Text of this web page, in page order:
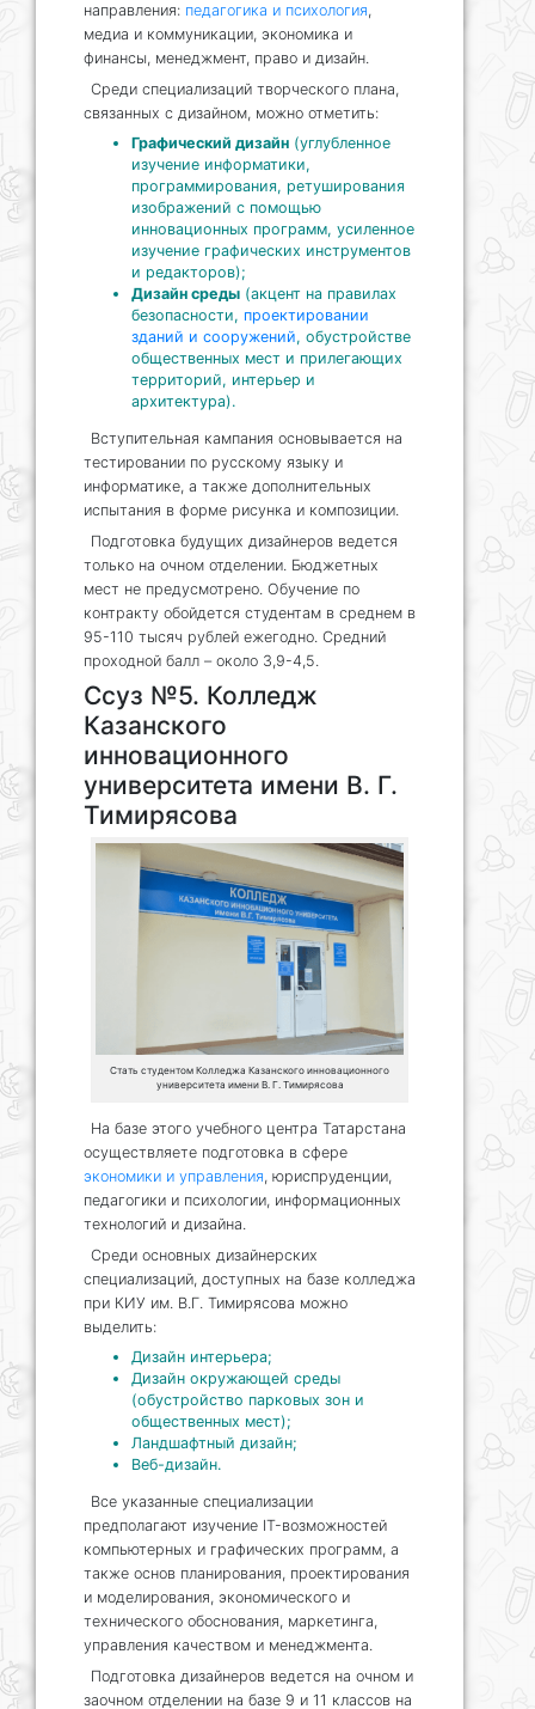
направления: педагогика и психология,
медиа и коммуникации, экономика и
финансы, менеджмент, право и дизайн.
Среди специализаций творческого плана,
связанных с дизайном, можно отметить:
Графический дизайн (углубленное
изучение информатики,
программирования, ретуширования
изображений с помощью
инновационных программ, усиленное
изучение графических инструментов
и редакторов);
Дизайн среды (акцент на правилах
безопасности, проектировании
зданий и сооружений, обустройстве
общественных мест и прилегающих
территорий, интерьер и
архитектура).
Вступительная кампания основывается на
тестировании по русскому языку и
информатике, а также дополнительных
испытания в форме рисунка и композиции.
Подготовка будущих дизайнеров ведется
только на очном отделении. Бюджетных
мест не предусмотрено. Обучение по
контракту обойдется студентам в среднем в
95-110 тысяч рублей ежегодно. Средний
проходной балл – около 3,9-4,5.
Ссуз №5. Колледж
Казанского
инновационного
университета имени В. Г.
Тимирясова
Стать студентом Колледжа Казанского инновационного
университета имени В. Г. Тимирясова
На базе этого учебного центра Татарстана
осуществляете подготовка в сфере
экономики и управления, юриспруденции,
педагогики и психологии, информационных
технологий и дизайна.
Среди основных дизайнерских
специализаций, доступных на базе колледжа
при КИУ им. В.Г. Тимирясова можно
выделить:
Дизайн интерьера;
Дизайн окружающей среды
(обустройство парковых зон и
общественных мест);
Ландшафтный дизайн;
Веб-дизайн.
Все указанные специализации
предполагают изучение IT-возможностей
компьютерных и графических программ, а
также основ планирования, проектирования
и моделирования, экономического и
технического обоснования, маркетинга,
управления качеством и менеджмента.
Подготовка дизайнеров ведется на очном и
заочном отделении на базе 9 и 11 классов на